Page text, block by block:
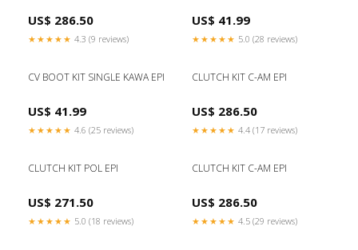
US$ 286.50
★★★★★ 4.3 (9 reviews)
US$ 41.99
★★★★★ 5.0 (28 reviews)
CV BOOT KIT SINGLE KAWA EPI
US$ 41.99
★★★★★ 4.6 (25 reviews)
CLUTCH KIT C-AM EPI
US$ 286.50
★★★★★ 4.4 (17 reviews)
CLUTCH KIT POL EPI
US$ 271.50
★★★★★ 5.0 (18 reviews)
CLUTCH KIT C-AM EPI
US$ 286.50
★★★★★ 4.5 (29 reviews)